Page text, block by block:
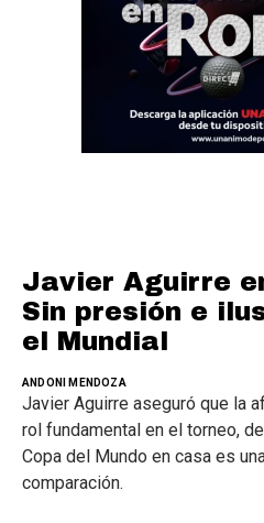
Javier Aguirre
Sin presión e
el Mundial
ANDONI MENDOZA
Javier Aguirre aseguró que la
rol fundamental en el torneo,
Copa del Mundo en casa es
comparación.